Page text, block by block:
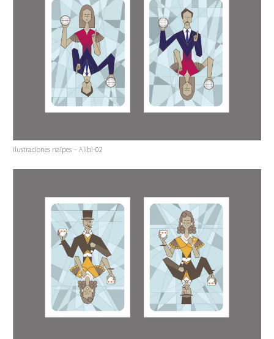
Ilustraciones naipes – Alibi-02